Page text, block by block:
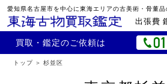
愛知県名古屋市を中心に東海エリアの古美術・骨董
出張費
買取・鑑定のご依頼は
トップ 杉並区